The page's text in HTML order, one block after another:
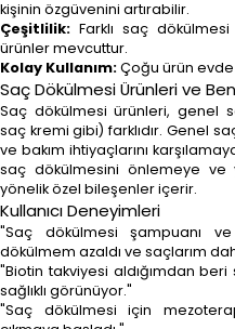
kişinin özgüvenini artırabilir.
Çeşitlilik: Farklı saç
ürünler mevcuttur.
Kolay Kullanım:Çoğu ürün
Saç Dökülmesi Ürünleri ve
Saç dökülmesi ürünleri, genel
saç kremi gibi) farklıdır. Genel
ve bakım ihtiyaçlarını
saç dökülmesini önlemeye ve
yönelik özel bileşenler içerir.
Kullanıcı Deneyimleri
"Saç dökülmesi şampuanı
dökülmem azaldı ve saçlarım
"Biotin takviyesi aldığımdan
sağlıklı görünüyor."
"Saç dökülmesi için